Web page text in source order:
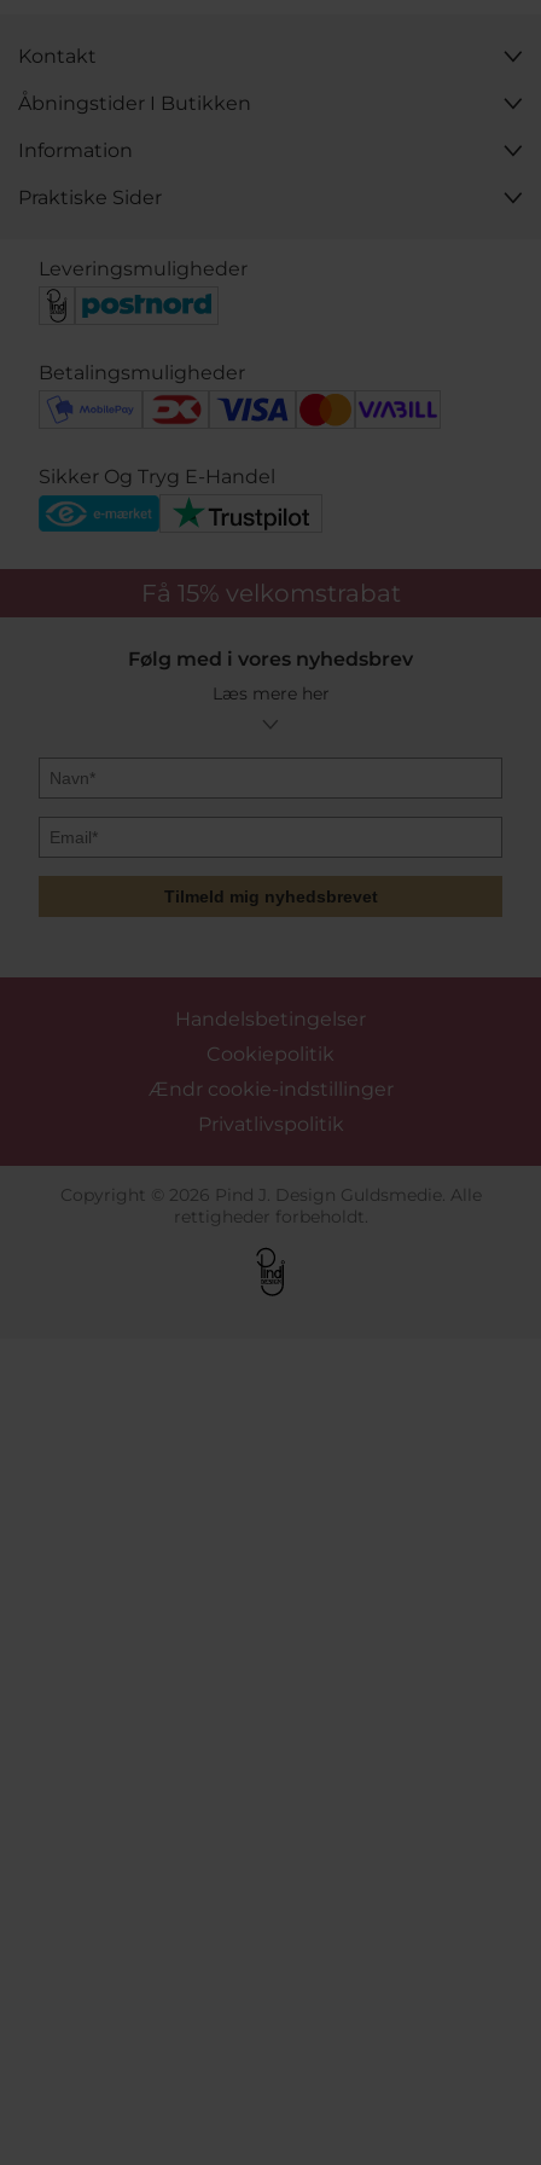
Kontakt
Åbningstider I Butikken
Information
Praktiske Sider
Leveringsmuligheder
Betalingsmuligheder
Sikker Og Tryg E-Handel
Få 15% velkomstrabat
Følg med i vores nyhedsbrev
Læs mere her
Tilmeld mig nyhedsbrevet
Handelsbetingelser
Cookiepolitik
Ændr cookie-indstillinger
Privatlivspolitik
Copyright © 2026 Pind J. Design Guldsmedie. Alle
rettigheder forbeholdt.